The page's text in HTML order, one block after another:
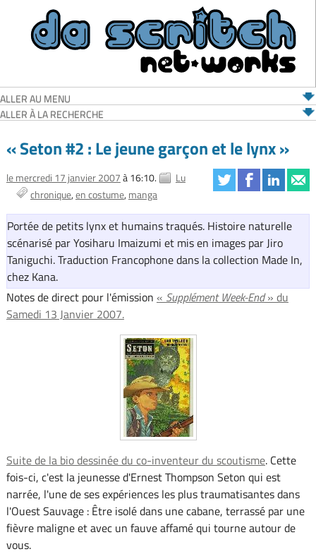
ALLER AU MENU
ALLER À LA RECHERCHE
« Seton #2 : Le jeune garçon et le lynx »
le mercredi 17 janvier 2007à 16:10.
Lu
chronique en costume manga
Portée de petits lynx et humains traqués. Histoire naturelle
scénarisé par Yosiharu Imaizumi et mis en images par Jiro
Taniguchi. Traduction Francophone dans la collection Made In,
chez Kana.
Notes de direct pour l'émission « Supplément Week-End» du
Samedi 13 Janvier 2007.
Suite de la bio dessinée du co-inventeur du scoutisme. Cette
fois-ci, c'est la jeunesse d'Ernest Thompson Seton qui est
narrée, l'une de ses expériences les plus traumatisantes dans
l'Ouest Sauvage : Être isolé dans une cabane, terrassé par une
fièvre maligne et avec un fauve affamé qui tourne autour de
vous.